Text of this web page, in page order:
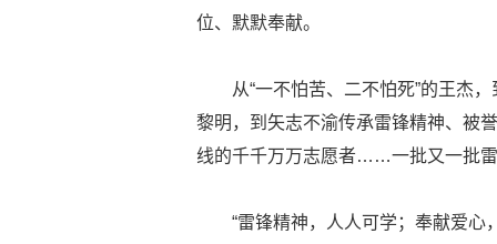
位、默默奉献。
从“一不怕苦、二不怕死”的王杰
黎明，到矢志不渝传承雷锋精神、被
线的千千万万志愿者……一批又一批雷
“雷锋精神，人人可学；奉献爱心